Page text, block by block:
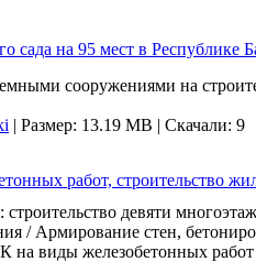
сада на 95 мест в Республике
сооружениями на
| Размер: 13.19 MB | Скачали: 9
работ, строительство
девяти
/ Армирование стен,
на виды железобетонных